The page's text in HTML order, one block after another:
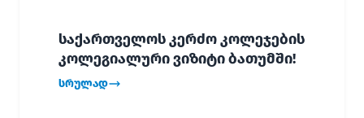
საქართველოს კერძო კოლეჯების
კოლეგიალური ვიზიტი ბათუმში!
სრულად